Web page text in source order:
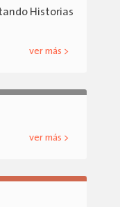
Historias
ver más >
ver más >